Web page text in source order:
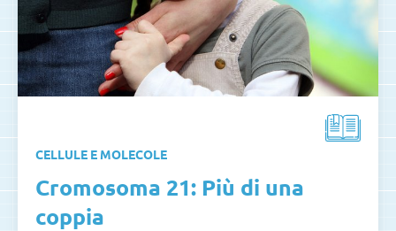
CELLULE E MOLECOLE
Cromosoma 21: Più di una
coppia